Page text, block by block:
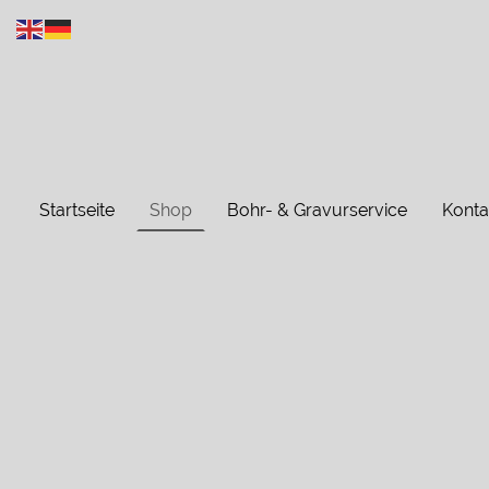
Startseite Shop Bohr- & Gravurservice